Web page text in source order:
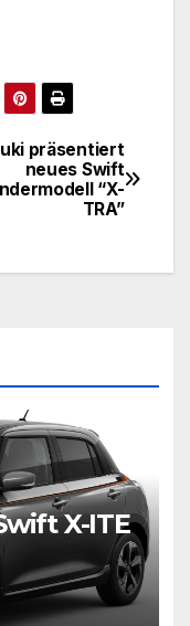
präsentiert
neues Swift
“X-
TRA”
X-ITE